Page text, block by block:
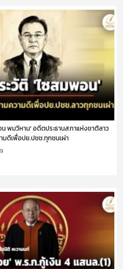
พมวิหาน' อดีตประธานสภาแห่งชาติลาว
ดีเพื่อปย.ปชช.ทุกชนเผ่า